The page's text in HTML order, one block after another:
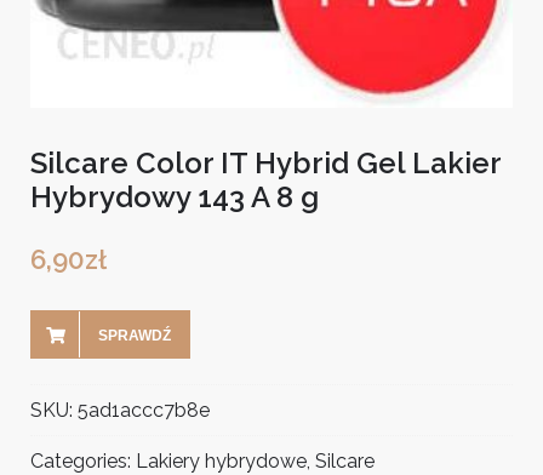
Silcare Color IT Hybrid Gel Lakier
Hybrydowy 143 A 8 g
6,90zł
SPRAWDŹ
SKU: 5ad1accc7b8e
Categories: Lakiery hybrydowe, Silcare